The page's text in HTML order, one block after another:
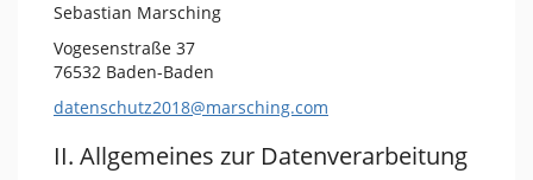
Sebastian Marsching
Vogesenstraße 37
76532 Baden-Baden
datenschutz2018@marsching.com
II. Allgemeines zur Datenverarbeitung